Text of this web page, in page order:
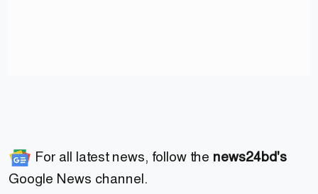
For all latest news, follow the news24bd's
Google News channel.